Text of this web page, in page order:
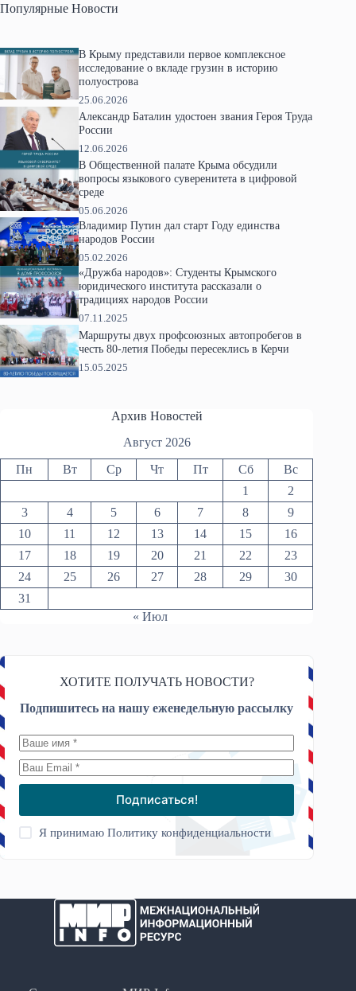
Популярные Новости
В Крыму представили первое комплексное
исследование о вкладе грузин в историю
полуострова
25.06.2026
Александр Баталин удостоен звания Героя Труда
России
12.06.2026
В Общественной палате Крыма обсудили
вопросы языкового суверенитета в цифровой
среде
05.06.2026
Владимир Путин дал старт Году единства
народов России
05.02.2026
«Дружба народов»: Студенты Крымского
юридического института рассказали о
традициях народов России
07.11.2025
Маршруты двух профсоюзных автопробегов в
честь 80-летия Победы пересеклись в Керчи
15.05.2025
Архив Новостей
Август 2026
Пн Вт Ср Чт Пт Сб
Вс
1
2
3
4 5 6 7 8
9
10
11 12 13 14 15
16
17
18 19 20 21 22
23
24
25 26 27 28 29
30
31
« Июл
ХОТИТЕ ПОЛУЧАТЬ НОВОСТИ?
Подпишитесь на нашу еженедельную рассылку
Подписаться!
Я принимаюПолитику конфиденциальности